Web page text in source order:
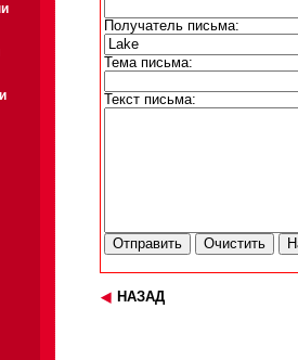
Получатель письма:
Тема письма:
Текст письма:
НАЗАД